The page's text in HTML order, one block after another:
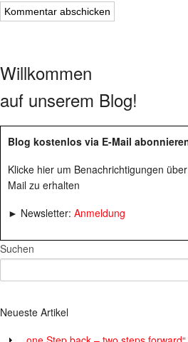
Willkommen
auf unserem Blog!
Blog kostenlos via E-Mail
Klicke hier um Benachrichtigungen
Mail zu erhalten
► Newsletter: Anmeldung
Suchen
Neueste Artikel